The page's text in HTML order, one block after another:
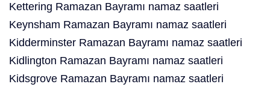
Kettering Ramazan Bayramı namaz saatleri
Keynsham Ramazan Bayramı namaz saatleri
Kidderminster Ramazan Bayramı namaz saatleri
Kidlington Ramazan Bayramı namaz saatleri
Kidsgrove Ramazan Bayramı namaz saatleri